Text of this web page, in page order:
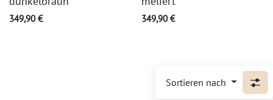
349,90€ 349,90€
Sortieren nach